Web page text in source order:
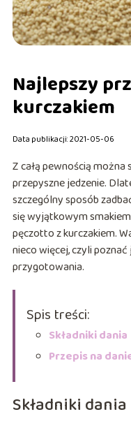
Najlepszy
kurczakiem
Data publikacji: 2021-05-06
Z całą pewnością
przepyszne jedzenie.
szczególny sposób
się wyjątkowym
pęczotto z kurczakiem.
nieco więcej, czyli
przygotowania.
Spis treści:
Składniki dania
Przepis na
Składniki dania